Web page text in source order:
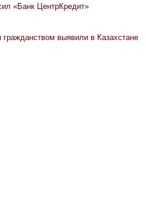
«Банк ЦентрКредит»
выявили в Казахстане